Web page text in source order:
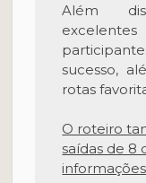
Além
sucesso,
rotas
O roteiro
saídas de 8